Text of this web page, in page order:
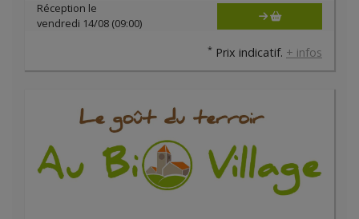
Réception le
vendredi 14/08 (09:00)
* Prix indicatif. + infos